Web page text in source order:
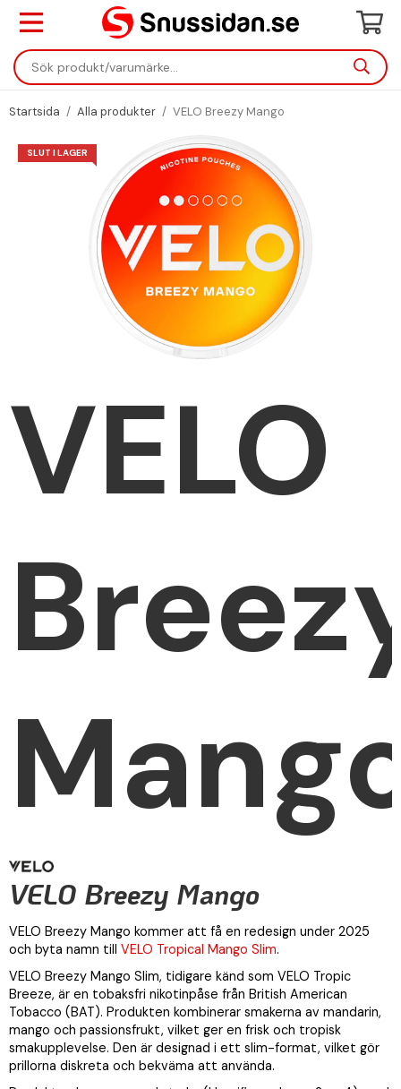
Startsida / Alla produkter / VELO Breezy Mango
SLUT I LAGER
VELO
VELO Breezy Mango
VELO Breezy Mango kommer att få en redesign under 2025
och byta namn till VELO Tropical Mango Slim.
VELO Breezy Mango Slim, tidigare känd som VELO Tropic
Breeze, är en tobaksfri nikotinpåse från British American
Tobacco (BAT). Produkten kombinerar smakerna av mandarin,
mango och passionsfrukt, vilket ger en frisk och tropisk
smakupplevelse. Den är designad i ett slim-format, vilket gör
prillorna diskreta och bekväma att använda.